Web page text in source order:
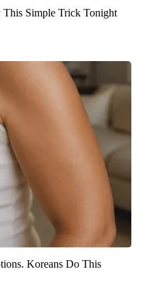
This Simple Trick Tonight
Koreans Do This